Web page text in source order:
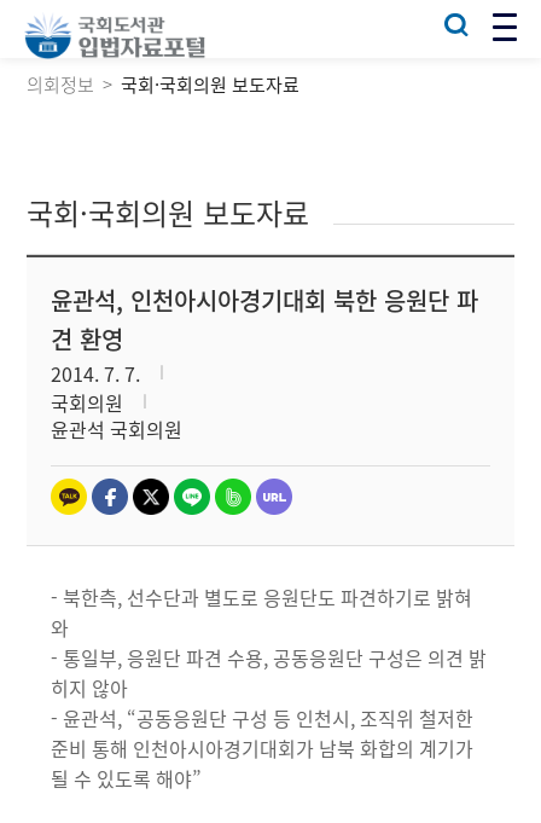
의회정보 국회·국회의원 보도자료
국회·국회의원 보도자료
윤관석, 인천아시아경기대회 북한 응원단 파
견 환영
2014. 7. 7.
국회의원
윤관석 국회의원
- 북한측, 선수단과 별도로 응원단도 파견하기로 밝혀
와
- 통일부, 응원단 파견 수용, 공동응원단 구성은 의견 밝
히지 않아
- 윤관석, “공동응원단 구성 등 인천시, 조직위 철저한
준비 통해 인천아시아경기대회가 남북 화합의 계기가
될 수 있도록 해야”